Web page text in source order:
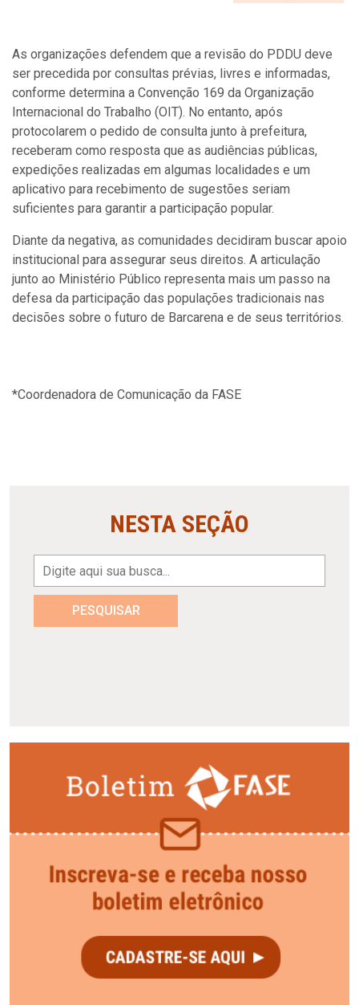
As organizações defendem que a revisão do PDDU deve
ser precedida por consultas prévias, livres e informadas,
conforme determina a Convenção 169 da Organização
Internacional do Trabalho (OIT). No entanto, após
protocolarem o pedido de consulta junto à prefeitura,
receberam como resposta que as audiências públicas,
expedições realizadas em algumas localidades e um
aplicativo para recebimento de sugestões seriam
suficientes para garantir a participação popular.
Diante da negativa, as comunidades decidiram buscar apoio
institucional para assegurar seus direitos. A articulação
junto ao Ministério Público representa mais um passo na
defesa da participação das populações tradicionais nas
decisões sobre o futuro de Barcarena e de seus territórios.
*Coordenadora de Comunicação da FASE
NESTA SEÇÃO
PESQUISAR